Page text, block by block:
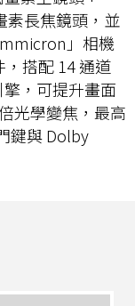
素長焦鏡頭，並
」相機
搭配 14 通道
，可提升畫面
光學變焦，最高
鍵與 Dolby